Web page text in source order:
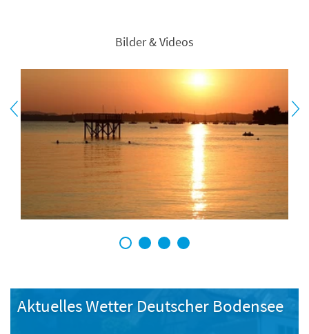
Bilder & Videos
1 2 3 4
Aktuelles Wetter Deutscher Bodensee